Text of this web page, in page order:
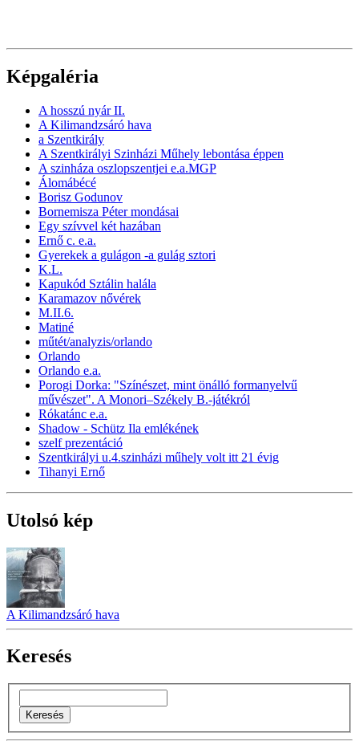
Képgaléria
A hosszú nyár II.
A Kilimandzsáró hava
a Szentkirály
A Szentkirályi Szinházi Műhely lebontása éppen
A szinháza oszlopszentjei e.a.MGP
Álomábécé
Borisz Godunov
Bornemisza Péter mondásai
Egy szívvel két hazában
Ernő c. e.a.
Gyerekek a gulágon -a gulág sztori
K.L.
Kapukód Sztálin halála
Karamazov nővérek
M.II.6.
Matiné
műtét/analyzis/orlando
Orlando
Orlando e.a.
Porogi Dorka: "Színészet, mint önálló formanyelvű
művészet". A Monori–Székely B.-játékról
Rókatánc e.a.
Shadow - Schütz Ila emlékének
szelf prezentáció
Szentkirályi u.4.szinházi műhely volt itt 21 évig
Tihanyi Ernő
Utolsó kép
A Kilimandzsáró hava
Keresés